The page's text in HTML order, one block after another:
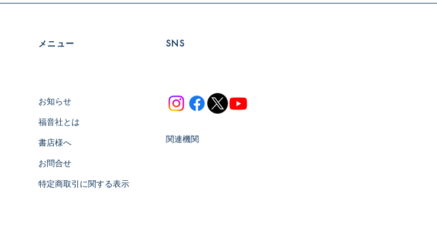
メニュー
お知らせ
​SNS
福音社とは
書店様へ
関連機関
お問合せ
特定商取引に関する表示